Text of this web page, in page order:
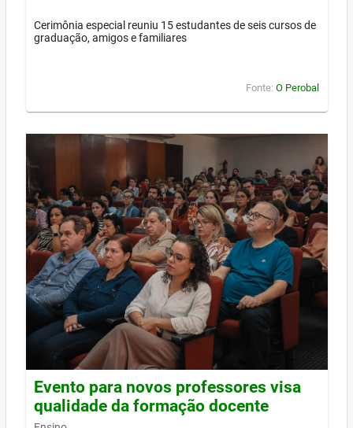
Cerimônia especial reuniu 15 estudantes de seis cursos de
graduação, amigos e familiares
Fonte: O Perobal
Evento para novos professores visa
qualidade da formação docente